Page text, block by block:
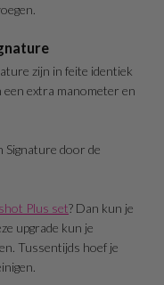
zijn in feite identiek
een extra manometer en
Signature door de
Plus set? Dan kun je
upgrade kun je
Tussentijds hoef je